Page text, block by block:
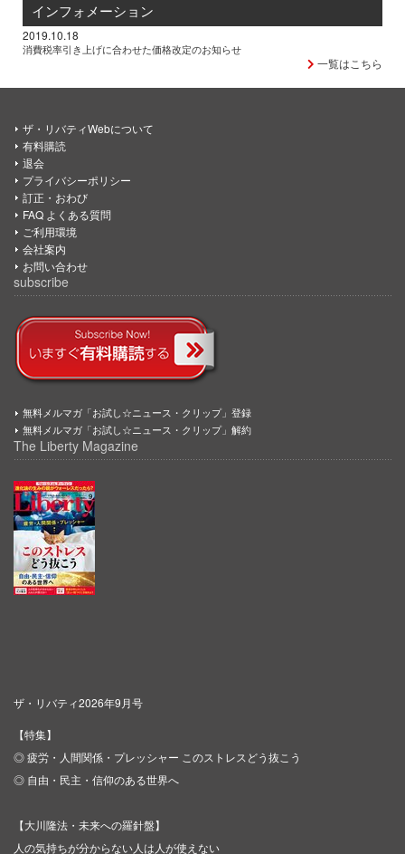
インフォメーション
2019.10.18
消費税率引き上げに合わせた価格改定のお知らせ
一覧はこちら
ザ・リバティWebについて
有料購読
退会
プライバシーポリシー
訂正・おわび
FAQ よくある質問
ご利用環境
会社案内
お問い合わせ
subscribe
無料メルマガ「お試し☆ニュース・クリップ」登録
無料メルマガ「お試し☆ニュース・クリップ」解約
The Liberty Magazine
ザ・リバティ2026年9月号
【特集】
◎ 疲労・人間関係・プレッシャー このストレスどう抜こう
◎ 自由・民主・信仰のある世界へ
【大川隆法・未来への羅針盤】
人の気持ちが分からない人は人が使えない